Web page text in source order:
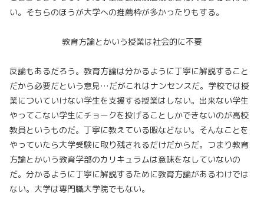
い。そちらのほうが大学への推薦枠が多かったりもする。
教育方論とかいう授業は社会的に不要
反論もあるだろう。教育方論は分かるように丁寧に解説すること
だから必要だという意見…だがこれはナンセンスだ。学校では授
業についていけない学生を支援する授業はしない。出来ない学生
やってこない学生にチョークを投げることしかできないのが高校
教員というものだ。丁寧に教えている暇などない。そんなことを
やっていたら大学受験に取り残されるだけだからだ。つまり教育
方論とかいう教育学部のカリキュラムは意味をなしていないの
だ。分かるように丁寧に解説するために教育方論があるわけでは
ない。大学は専門職大学院でもない。